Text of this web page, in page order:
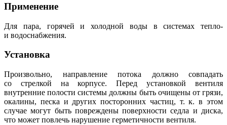
Применение
Для пара, горячей и холодной воды в системах тепло-
и водоснабжения.
Установка
Произвольно, направление потока должно совпадать
со стрелкой на корпусе. Перед установкой вентиля
внутренние полости системы должны быть очищены от грязи,
окалины, песка и других посторонних частиц, т. к. в этом
случае могут быть повреждены поверхности седла и диска,
что может повлечь нарушение герметичности вентиля.